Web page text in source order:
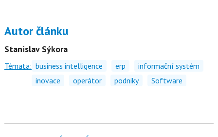
Autor článku
Stanislav Sýkora
Témata: business intelligence erp
informační systém
inovace
operátor podniky Software